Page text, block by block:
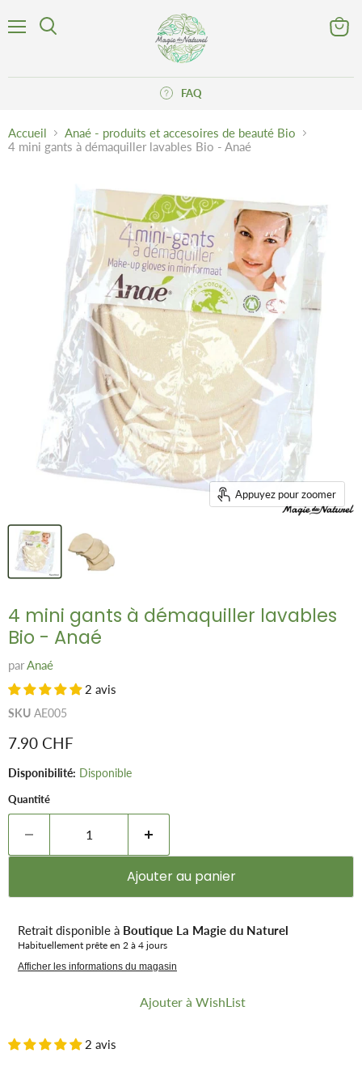
FAQ
Accueil
Anaé - produits et accesoires de beauté Bio
4 mini gants à démaquiller lavables Bio - Anaé
Appuyez pour zoomer
4 mini gants à démaquiller lavables
Bio - Anaé
parAnaé
2 avis
SKU AE005
Prix remisé
7.90 CHF
Disponibilité: Disponible
Quantité
Ajouter au panier
Retrait disponible à Boutique La Magie du Naturel
Habituellement prête en 2 à 4 jours
Afficher les informations du magasin
Ajouter à WishList
2 avis